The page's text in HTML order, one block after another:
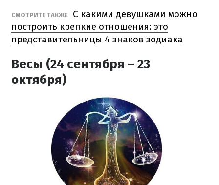
СМОТРИТЕ ТАКЖЕ
С какими девушками можно
построить крепкие отношения: это
представительницы 4 знаков зодиака
Весы (24 сентября – 23
октября)